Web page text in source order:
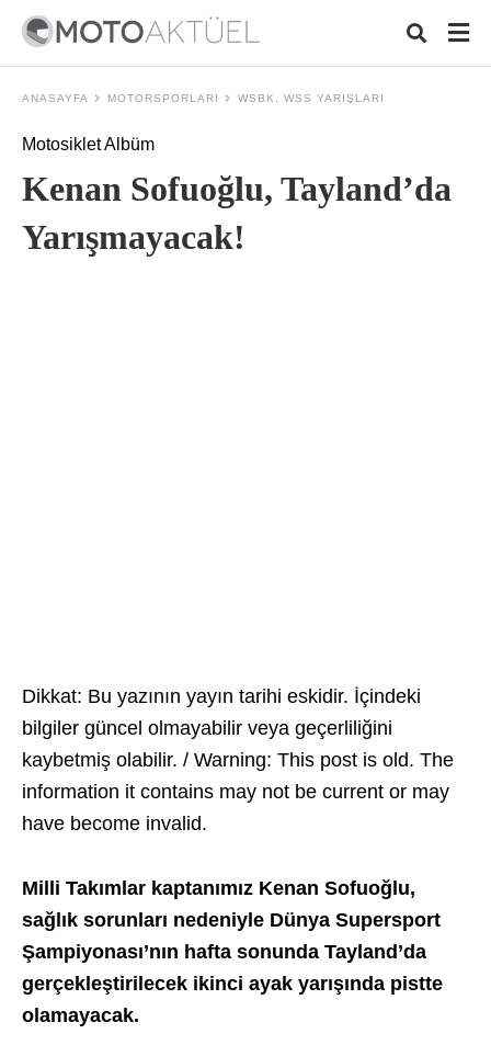
ANASAYFA MOTORSPORLARI WSBK, WSS YARIŞLARI
Motosiklet Albüm
Kenan Sofuoğlu, Tayland’da
Yarışmayacak!
Dikkat: Bu yazının yayın tarihi eskidir. İçindeki
bilgiler güncel olmayabilir veya geçerliliğini
kaybetmiş olabilir. / Warning: This post is old. The
information it contains may not be current or may
have become invalid.
Milli Takımlar kaptanımız Kenan Sofuoğlu,
sağlık sorunları nedeniyle Dünya Supersport
Şampiyonası’nın hafta sonunda Tayland’da
gerçekleştirilecek ikinci ayak yarışında pistte
olamayacak.